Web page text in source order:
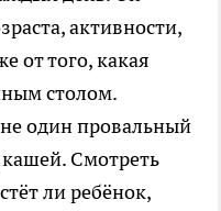
активности,
от того, какая
столом.
один провальный
кашей. Смотреть
ли ребёнок,